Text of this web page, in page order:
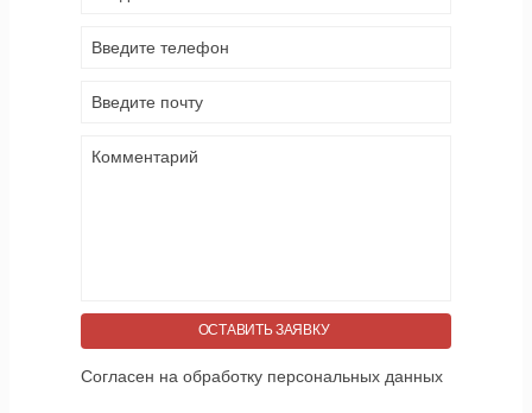
ОСТАВИТЬ ЗАЯВКУ
Согласен на обработку персональных данных